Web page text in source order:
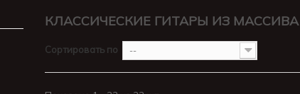
КЛАССИЧЕСКИЕ ГИТАРЫ ИЗ МАССИВА
Сортировать по --